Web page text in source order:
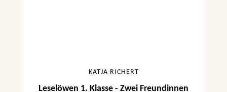
KATJA RICHERT
Leselöwen 1. Klasse - Zwei Freundinnen